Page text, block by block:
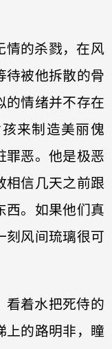
情的杀戮，在风
待被他拆散的骨
的情绪并不存在
来制造美丽傀
罪恶。他是极恶
相信几天之前跟
西。如果他们真
刻风间琉璃很可
看着水把死侍的
上的路明非，瞳